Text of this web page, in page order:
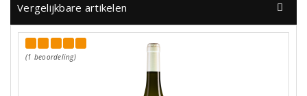
Vergelijkbare artikelen
(1 beoordeling)